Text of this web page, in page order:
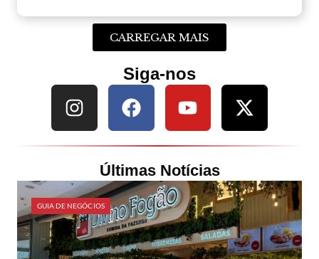
CARREGAR MAIS
Siga-nos
Últimas Notícias
GUIA DE NEGÓCIOS